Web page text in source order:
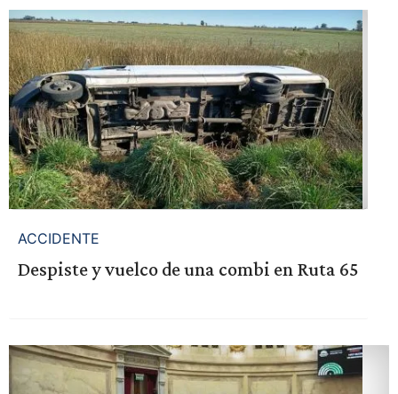
ACCIDENTE
Despiste y vuelco de una combi en Ruta 65